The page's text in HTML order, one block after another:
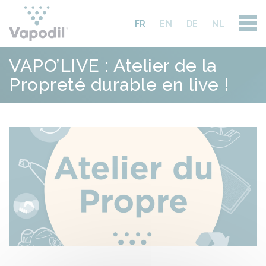
FR EN DE NL
VAPO’LIVE : Atelier de la
Propreté durable en live !